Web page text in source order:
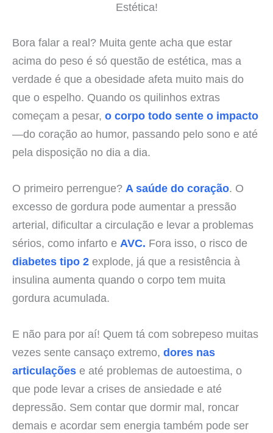
Estética!
Bora falar a real? Muita gente acha que estar
acima do peso é só questão de estética, mas a
verdade é que a obesidade afeta muito mais do
que o espelho. Quando os quilinhos extras
começam a pesar, o corpo todo sente o impacto
—do coração ao humor, passando pelo sono e até
pela disposição no dia a dia.
O primeiro perrengue? A saúde do coração. O
excesso de gordura pode aumentar a pressão
arterial, dificultar a circulação e levar a problemas
sérios, como infarto e AVC. Fora isso, o risco de
diabetes tipo 2 explode, já que a resistência à
insulina aumenta quando o corpo tem muita
gordura acumulada.
E não para por aí! Quem tá com sobrepeso muitas
vezes sente cansaço extremo, dores nas
articulações e até problemas de autoestima, o
que pode levar a crises de ansiedade e até
depressão. Sem contar que dormir mal, roncar
demais e acordar sem energia também pode ser